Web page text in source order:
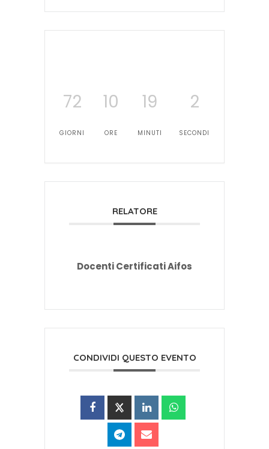
72
GIORNI
10
ORE
19
MINUTI
1
SECONDO
RELATORE
Docenti Certificati Aifos
CONDIVIDI QUESTO EVENTO